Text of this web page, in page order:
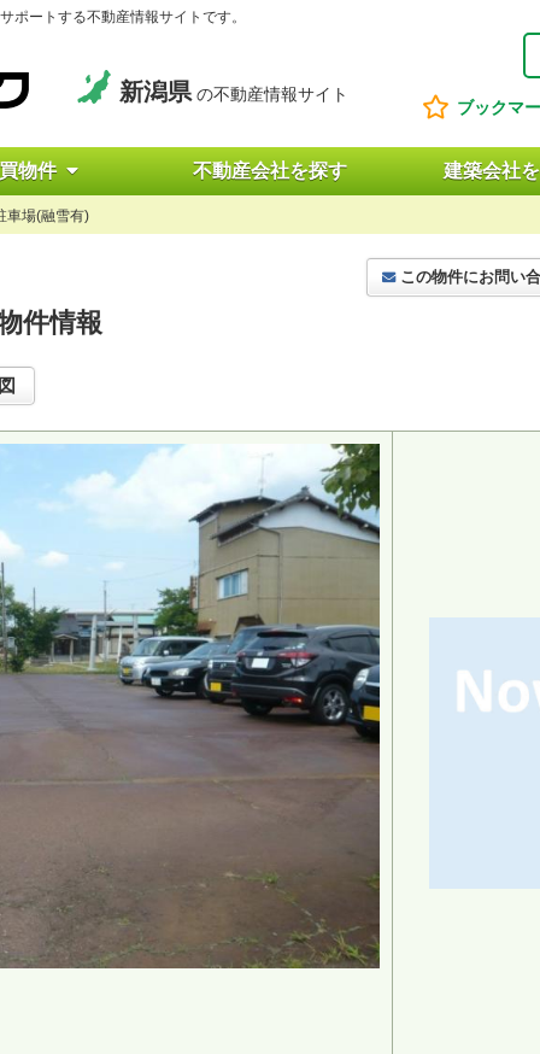
ポートする不動産情報サイトです。
新潟県 の不動産情報サイト
ブックマ
物件 不動産会社を探す 建築会社
車場(融雪有)
この物件にお問い
件情報